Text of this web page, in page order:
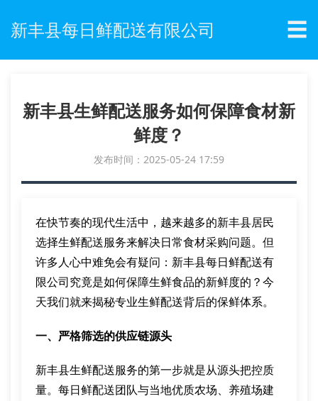
新丰县每日鲜配送有限公司 ☰
新丰县生鲜配送服务如何保障食材新
鲜度？
发布时间：2025-05-24 17:59
在快节奏的现代生活中，越来越多的新丰县居民
选择生鲜配送服务来解决日常食材采购问题。但
许多人心中难免会有疑问：新丰县每日鲜配送有
限公司究竟是如何保障生鲜食品的新鲜度的？今
天我们就来揭秘专业生鲜配送背后的保鲜体系。
一、严格筛选的供应链源头
新丰县生鲜配送服务的第一步就是从源头把控质
量。每日鲜配送团队与当地优质农场、养殖场建